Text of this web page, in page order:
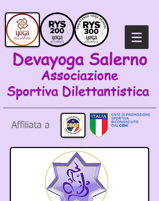
Devayoga Salerno
Associazione
Sportiva Dilettantistica
Affiliata a